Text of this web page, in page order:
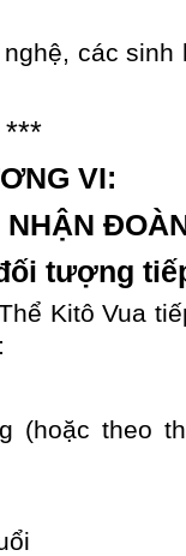
các sinh
***
VI:
tượng
Kitô Vua
(hoặc theo